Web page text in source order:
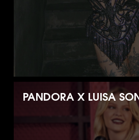
PANDORA X LUISA